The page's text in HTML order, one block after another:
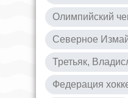
Олимпийский
Северное
Третьяк,
Федерация